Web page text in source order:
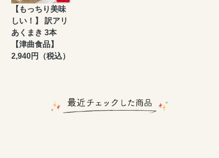
【もっちり美味
しい！】 訳アリ
あくまき 3本
【津曲食品】
2,940円（税込）